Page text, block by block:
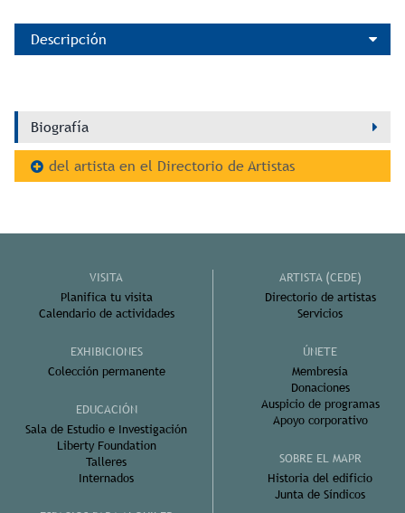
Descripción
Biografía
del artista en el Directorio de Artistas
VISITA
Planifica tu visita
Calendario de actividades
EXHIBICIONES
Colección permanente
EDUCACIÓN
Sala de Estudio e Investigación
Liberty Foundation
Talleres
Internados
ARTISTA (CEDE)
Directorio de artistas
Servicios
ÚNETE
Membresía
Donaciones
Auspicio de programas
Apoyo corporativo
SOBRE EL MAPR
Historia del edificio
Junta de Síndicos